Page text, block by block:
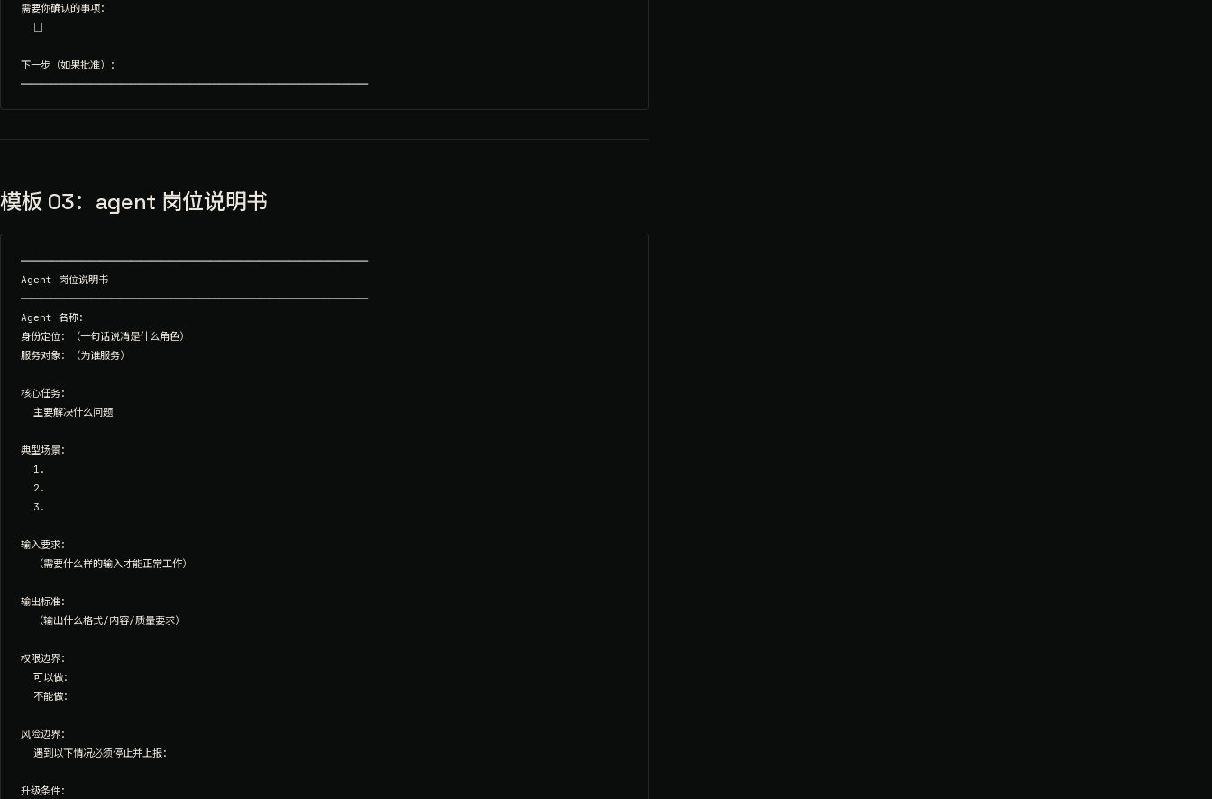
需要你确认的事项：
  □
下一步（如果批准）：
模板 03：agent 岗位说明书
═══════════════════════════════════
Agent 岗位说明书
═══════════════════════════════════
Agent 名称：
身份定位：（一句话说清是什么角色）
服务对象：（为谁服务）
核心任务：
  主要解决什么问题
典型场景：
  1.
  2.
  3.
输入要求：
  （需要什么样的输入才能正常工作）
输出标准：
  （输出什么格式/内容/质量要求）
权限边界：
  可以做：
  不能做：
风险边界：
  遇到以下情况必须停止并上报：
升级条件：